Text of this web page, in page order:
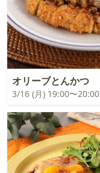
オリーブとんかつ
3/16 (月) 19:00〜20:00